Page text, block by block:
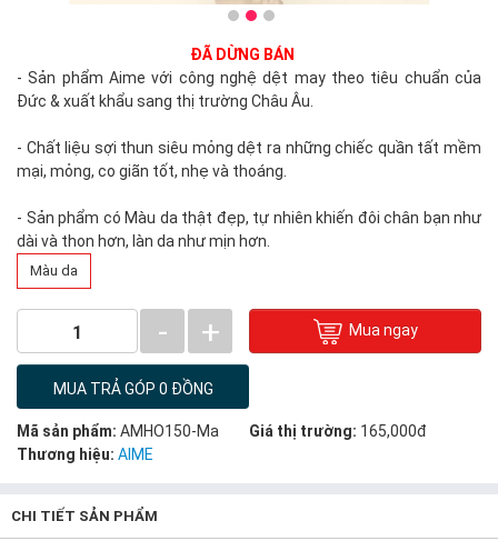
ĐÃ DỪNG BÁN
- Sản phẩm Aime với công nghệ dệt may theo tiêu chuẩn của
Đức & xuất khẩu sang thị trường Châu Âu.
- Chất liệu sợi thun siêu mỏng dệt ra những chiếc quần tất mềm
mại, mỏng, co giãn tốt, nhẹ và thoáng.
- Sản phẩm có Màu da thật đẹp, tự nhiên khiến đôi chân bạn như
dài và thon hơn, làn da như mịn hơn.
Màu da
1 - + Mua ngay
MUA TRẢ GÓP 0 ĐỒNG
Mã sản phẩm: AMHO150-Ma Giá thị trường: 165,000đ
Thương hiệu: AIME
CHI TIẾT SẢN PHẨM